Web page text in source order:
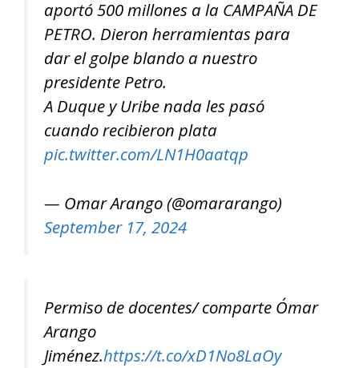
aportó 500 millones a la CAMPAÑA DE
PETRO. Dieron herramientas para
dar el golpe blando a nuestro
presidente Petro.
A Duque y Uribe nada les pasó
cuando recibieron plata
pic.twitter.com/LN1H0aatqp
— Omar Arango (@omararango)
September 17, 2024
Permiso de docentes/ comparte Ómar
Arango
Jiménez.https://t.co/xD1No8LaOy